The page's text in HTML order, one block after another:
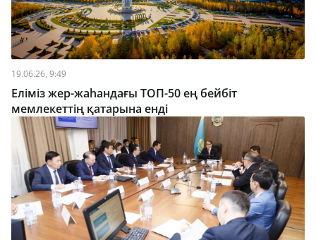
19.06.26, 9:49
Еліміз жер-жаһандағы ТОП-50 ең бейбіт
мемлекеттің қатарына енді